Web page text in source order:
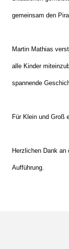
gemeinsam den
Martin Mathias
alle Kinder
spannende
Für Klein und Groß
Herzlichen Dank
Aufführung.